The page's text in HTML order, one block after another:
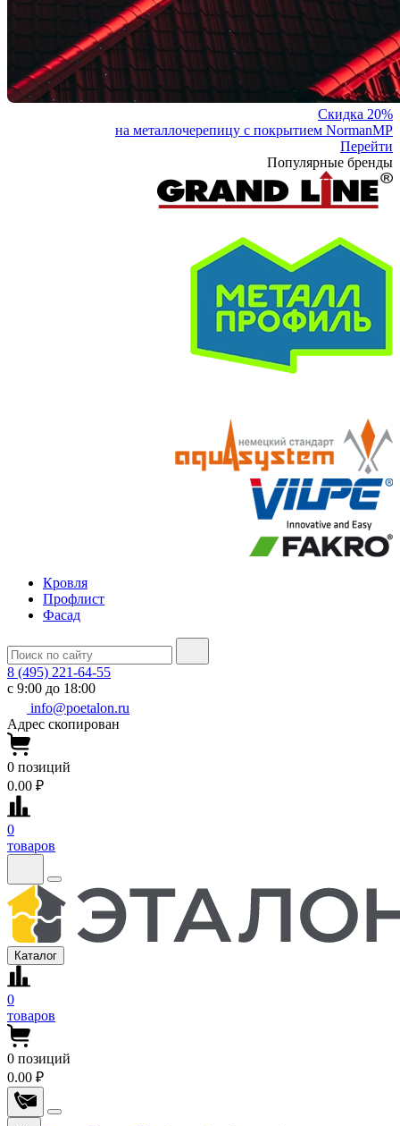
Скидка 20%
на металлочерепицу с покрытием NormanMP
Перейти
Популярные бренды
Кровля
Профлист
Фасад
8 (495) 221-64-55
с 9:00 до 18:00
info@poetalon.ru
Адрес скопирован
0 позиций
0.00 ₽
0
товаров
Каталог
0
товаров
0 позиций
0.00 ₽